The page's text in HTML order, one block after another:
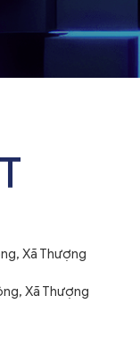
Xã Thượng
Xã Thượng